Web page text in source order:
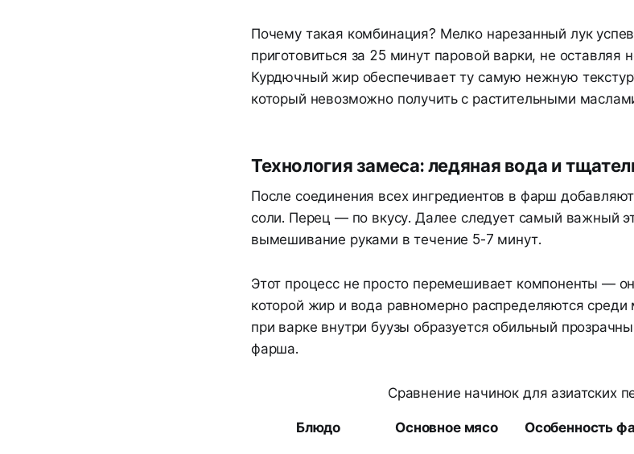
Почему такая комбинация? Мелко нарезанный лук
приготовиться за 25 минут паровой варки, не оставляя
Курдючный жир обеспечивает ту самую нежную
который невозможно получить с растительными
Технология замеса: ледяная вода и
После соединения всех ингредиентов в фарш
соли. Перец — по вкусу. Далее следует самый важный
вымешивание руками в течение 5-7 минут.
Этот процесс не просто перемешивает компоненты —
которой жир и вода равномерно распределяются среди
при варке внутри буузы образуется обильный
фарша.
Сравнение начинок для азиатских
Блюдо Основное мясо Особенность